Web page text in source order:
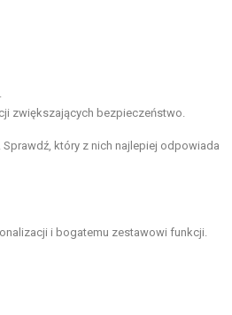
zwiększających bezpieczeństwo.
. Sprawdź, który z nich najlepiej odpowiada
i bogatemu zestawowi funkcji.